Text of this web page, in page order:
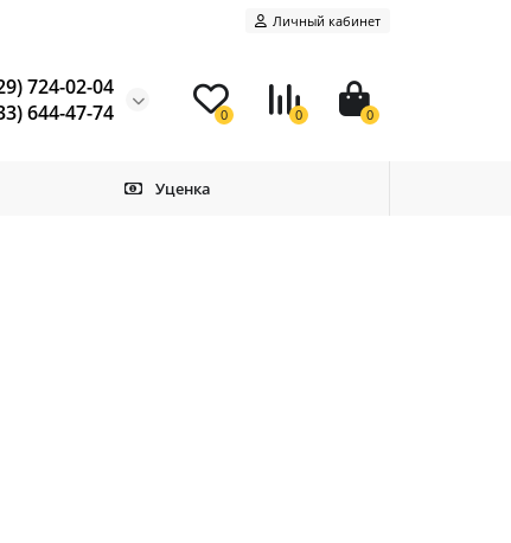
Личный кабинет
724-02-04
644-47-74
0 0 0
Уценка